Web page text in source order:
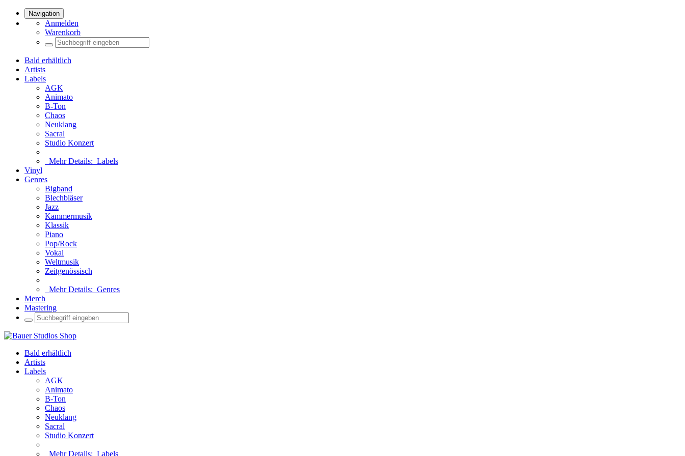
Navigation
Anmelden
Warenkorb
Bald erhältlich
Artists
Labels
AGK
Animato
B-Ton
Chaos
Neuklang
Sacral
Studio Konzert
Mehr Details: Labels
Vinyl
Genres
Bigband
Blechbläser
Jazz
Kammermusik
Klassik
Piano
Pop/Rock
Vokal
Weltmusik
Zeitgenössisch
Mehr Details: Genres
Merch
Mastering
Bald erhältlich
Artists
Labels
AGK
Animato
B-Ton
Chaos
Neuklang
Sacral
Studio Konzert
Mehr Details: Labels